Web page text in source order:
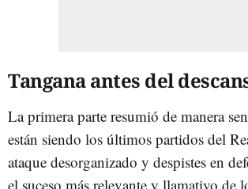
Tangana antes del
La primera parte resumió de manera
están siendo los últimos partidos del
ataque desorganizado y despistes en
el suceso más relevante y llamativo de